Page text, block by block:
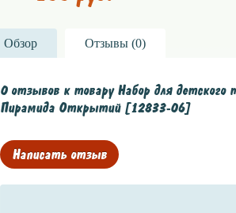
Обзор Отзывы (0)
0 отзывов к товару Набор для
Пирамида Открытий [12833-06]
Написать отзыв